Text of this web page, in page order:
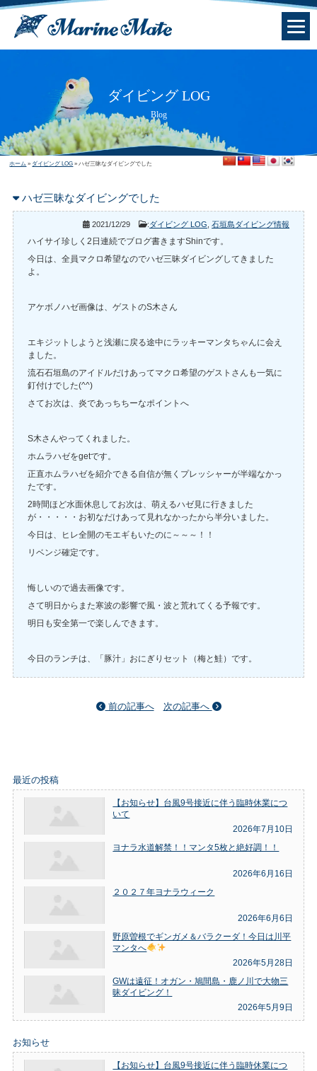
ダイビング LOG
Blog
ホーム » ダイビング LOG » ハゼ三昧なダイビングでした
ハゼ三昧なダイビングでした
2021/12/29 :ダイビング LOG ,石垣島ダイビング情報
ハイサイ珍しく2日連続でブログ書きますShinです。
今日は、全員マクロ希望なのでハゼ三昧ダイビングしてきました
よ。
アケボノハゼ画像は、ゲストのS木さん
エキジットしようと浅瀬に戻る途中にラッキーマンタちゃんに会え
ました。
流石石垣島のアイドルだけあってマクロ希望のゲストさんも一気に
釘付けでした(^^)
さてお次は、炎であっちちーなポイントへ
S木さんやってくれました。
ホムラハゼをgetです。
正直ホムラハゼを紹介できる自信が無くプレッシャーが半端なかっ
たです。
2時間ほど水面休息してお次は、萌えるハゼ見に行きました
が・・・・・お初なだけあって見れなかったから半分いました。
今日は、ヒレ全開のモエギもいたのに～～～！！
リベンジ確定です。
悔しいので過去画像です。
さて明日からまた寒波の影響で風・波と荒れてくる予報です。
明日も安全第一で楽しんできます。
今日のランチは、「豚汁」おにぎりセット（梅と鮭）です。
前の記事へ 次の記事へ
最近の投稿
【お知らせ】台風9号接近に伴う臨時休業につ
いて
2026年7月10日
ヨナラ水道解禁！！マンタ5枚と絶好調！！
2026年6月16日
２０２７年ヨナラウィーク
2026年6月6日
野原曽根でギンガメ＆バラクーダ！今日は川平
マンタへ
2026年5月28日
GWは遠征！オガン・鳩間島・鹿ノ川で大物三
昧ダイビング！
2026年5月9日
お知らせ
【お知らせ】台風9号接近に伴う臨時休業につ